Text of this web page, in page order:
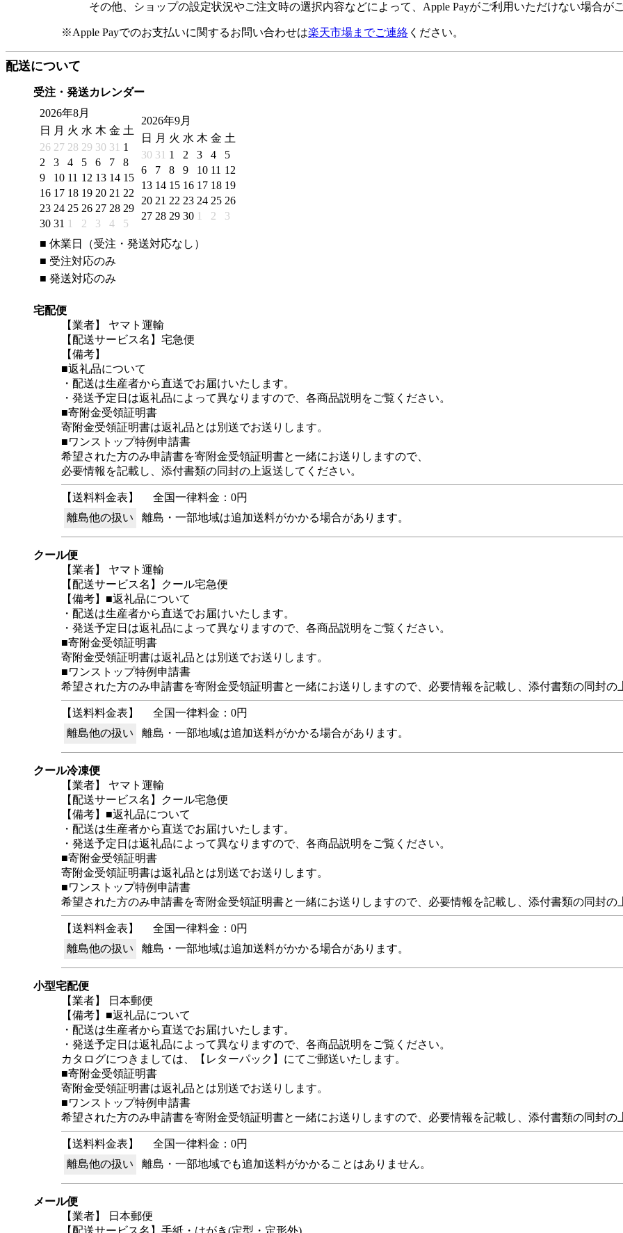
その他、ショップの設定状況やご注文時の選択内容などによって、Apple Payがご利用いただけない場合が
※Apple Payでのお支払いに関するお問い合わせは楽天市場までご連絡 ください。
配送について
受注・発送カレンダー
2026年8月
日
月 火 水 木 金 土
26 27 28 29 30 31 1
2
3 4 5 6 7
8
9
10 11 12 13 14 15
16 17 18 19 20 21 22
23 24 25 26 27 28 29
30 31 1 2 3 4 5
2026年9月
日
月 火 水 木 金 土
30 31 1 2 3 4
5
6
7 8 9 10 11 12
13 14 15 16 17 18 19
20 21 22 23 24 25 26
27 28 29 30 1 2 3
■ 休業日（受注・発送対応なし）
■ 受注対応のみ
■ 発送対応のみ
宅配便
【業者】 ヤマト運輸
【配送サービス名】宅急便
【備考】
■返礼品について
・配送は生産者から直送でお届けいたします。
・発送予定日は返礼品によって異なりますので、各商品説明をご覧ください。
■寄附金受領証明書
寄附金受領証明書は返礼品とは別送でお送りします。
■ワンストップ特例申請書
希望された方のみ申請書を寄附金受領証明書と一緒にお送りしますので、
必要情報を記載し、添付書類の同封の上返送してください。
【送料料金表】
全国一律料金：0円
離島他の扱い
離島・一部地域は追加送料がかかる場合があります。
クール便
【業者】 ヤマト運輸
【配送サービス名】クール宅急便
【備考】■返礼品について
・配送は生産者から直送でお届けいたします。
・発送予定日は返礼品によって異なりますので、各商品説明をご覧ください。
■寄附金受領証明書
寄附金受領証明書は返礼品とは別送でお送りします。
■ワンストップ特例申請書
希望された方のみ申請書を寄附金受領証明書と一緒にお送りしますので、必要情報を記載し、添付書類の同封の
【送料料金表】
全国一律料金：0円
離島他の扱い
離島・一部地域は追加送料がかかる場合があります。
クール冷凍便
【業者】 ヤマト運輸
【配送サービス名】クール宅急便
【備考】■返礼品について
・配送は生産者から直送でお届けいたします。
・発送予定日は返礼品によって異なりますので、各商品説明をご覧ください。
■寄附金受領証明書
寄附金受領証明書は返礼品とは別送でお送りします。
■ワンストップ特例申請書
希望された方のみ申請書を寄附金受領証明書と一緒にお送りしますので、必要情報を記載し、添付書類の同封の
【送料料金表】
全国一律料金：0円
離島他の扱い
離島・一部地域は追加送料がかかる場合があります。
小型宅配便
【業者】 日本郵便
【備考】■返礼品について
・配送は生産者から直送でお届けいたします。
・発送予定日は返礼品によって異なりますので、各商品説明をご覧ください。
カタログにつきましては、【レターパック】にてご郵送いたします。
■寄附金受領証明書
寄附金受領証明書は返礼品とは別送でお送りします。
■ワンストップ特例申請書
希望された方のみ申請書を寄附金受領証明書と一緒にお送りしますので、必要情報を記載し、添付書類の同封の
【送料料金表】
全国一律料金：0円
離島他の扱い
離島・一部地域でも追加送料がかかることはありません。
メール便
【業者】 日本郵便
【配送サービス名】手紙・はがき(定型・定形外)